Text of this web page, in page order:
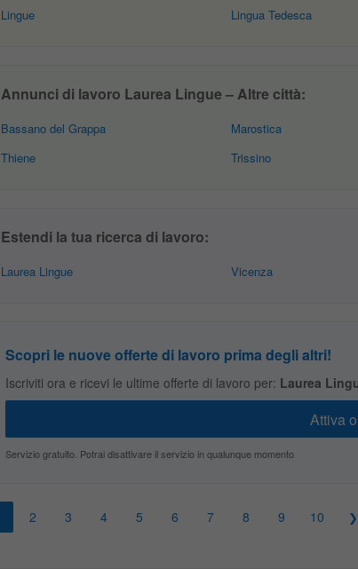
Lingue
Lingua Tedesca
Annunci di lavoro Laurea Lingue – Altre città:
Bassano del Grappa
Thiene
Marostica
Trissino
Estendi la tua ricerca di lavoro:
Laurea Lingue Vicenza
Scopri le nuove offerte di lavoro prima degli altri!
Iscriviti ora e ricevi le ultime offerte di lavoro per: Laurea
Servizio gratuito. Potrai disattivare il servizio in qualunque momento
2 3 4 5 6 7 8 9 10